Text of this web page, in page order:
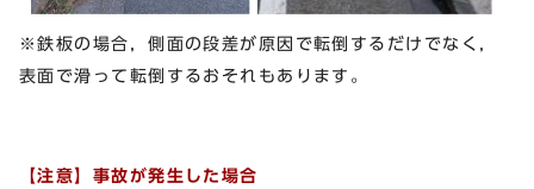
※鉄板の場合，側面の段差が原因で転倒するだけでなく，
表面で滑って転倒するおそれもあります。
【注意】事故が発生した場合